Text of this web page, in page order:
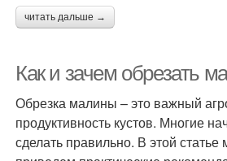
читать дальше →
Как и зачем обрезать
Обрезка малины – это важный
продуктивность кустов. Многие
сделать правильно. В этой